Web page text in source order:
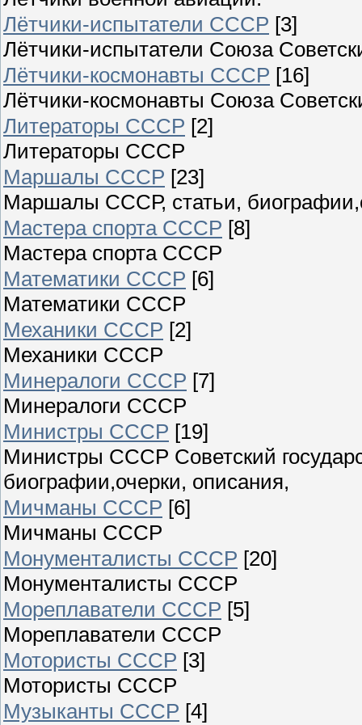
Лётчики-испытатели СССР [3]
Лётчики-испытатели Союза
Лётчики-космонавты СССР [16]
Лётчики-космонавты Союза
Литераторы СССР [2]
Литераторы СССР
Маршалы СССР [23]
Маршалы СССР, статьи,
Мастера спорта СССР [8]
Мастера спорта СССР
Математики СССР [6]
Математики СССР
Механики СССР [2]
Механики СССР
Минералоги СССР [7]
Минералоги СССР
Министры СССР [19]
Министры СССР Советский
биографии,очерки, описания,
Мичманы СССР [6]
Мичманы СССР
Монументалисты СССР [20]
Монументалисты СССР
Мореплаватели СССР [5]
Мореплаватели СССР
Мотористы СССР [3]
Мотористы СССР
Музыканты СССР [4]